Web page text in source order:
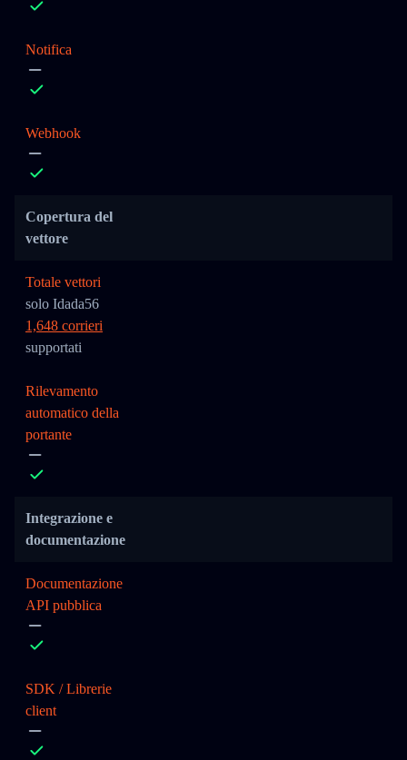
Notifica
Webhook
Copertura del
vettore
Totale vettori
solo Idada56
1,648 corrieri
supportati
Rilevamento
automatico della
portante
Integrazione e
documentazione
Documentazione
API pubblica
SDK / Librerie
client